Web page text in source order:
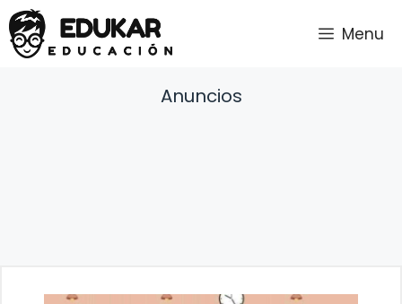
Saltar
al
contenido
Menu
Anuncios